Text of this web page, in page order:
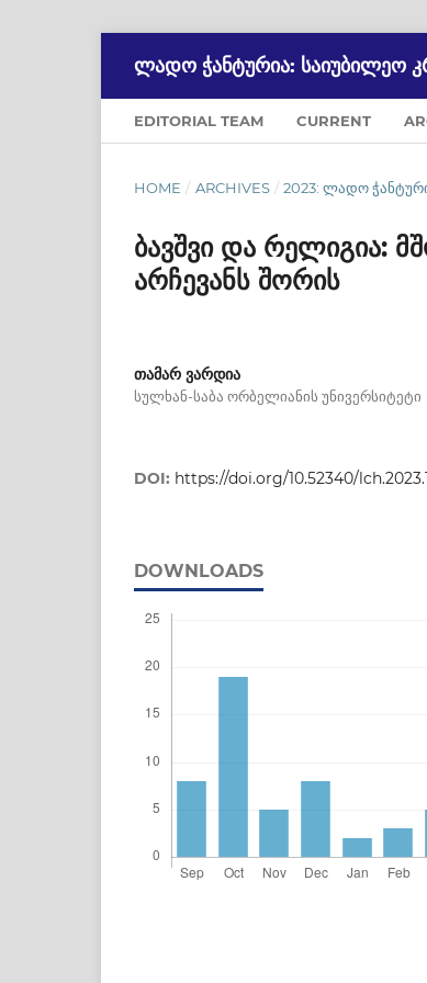
ᲚᲐᲓᲝ ᲭᲐᲜᲢᲣᲠᲘᲐ: ᲡᲐᲘᲣᲑᲘᲚᲔᲝ
EDITORIAL TEAM CURRENT
HOME / ARCHIVES / 2023: ᲚᲐᲓᲝ
ბავშვი და რელიგია:
არჩევანს შორის
თამარ ვარდია
სულხან-საბა ორბელიანის უნივერსიტეტი
DOI: https://doi.org/10.52340/
DOWNLOADS